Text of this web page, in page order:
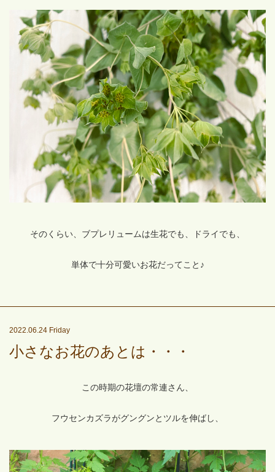
そのくらい、ブプレリュームは生花でも、ドライでも、
単体で十分可愛いお花だってこと♪
2022.06.24 Friday
小さなお花のあとは・・・
この時期の花壇の常連さん、
フウセンカズラがグングンとツルを伸ばし、